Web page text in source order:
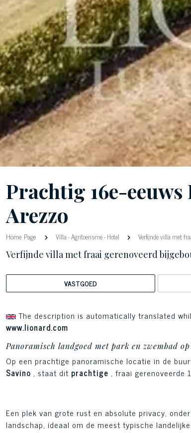
Prachtig 16e-
Arezzo
Home Page Villa-Agritoerisme-Hotel Verfijnde villa met
Verfijnde villa met fraai gerenoveerd
VASTGOED
The description is automatically translated
www.lionard.com
Panoramisch landgoed met park en zwembad
Op een prachtige panoramische locatie in de
Savino , staat dit prachtige , fraai gerenoveerde
Een plek van grote rust en absolute privacy,
landschap, ideaal om de meest typische